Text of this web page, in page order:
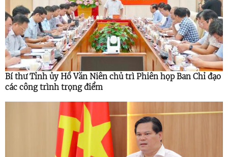
Bí thư Tỉnh ủy Hồ Văn Niên chủ trì Phiên họp Ban Chỉ đạo
các công trình trọng điểm